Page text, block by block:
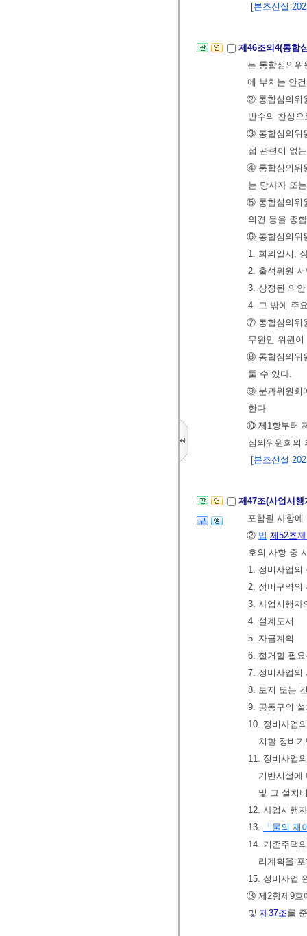
[본조신설
제46조의4(통합
는 통합심의
에 부치는 안
② 통합심의위
반수의 찬성
③ 통합심의위
접 관련이 없
④ 통합심의위
는 당사자 또
⑤ 통합심의위
의견 등을 종
⑥ 통합심의위
1. 회의일시,
2. 출석위원
3. 상정된 의
4. 그 밖에 주
⑦ 통합심의위
무원인 위원
⑧ 통합심의위
둘 수 있다.
⑨ 분과위원회
한다.
⑩ 제1항부터
심의위원회의
[본조신설
제47조(사업시
포함될 사항
② 법 제52조
호의 사항 중
1. 정비사업의
2. 정비구역의
3. 사업시행자
4. 설계도서
5. 자금계획
6. 철거할 필
7. 정비사업의
8. 토지 또는
9. 공동구의
10. 정비사업
치할 정비
11. 정비사업
기반시설에
및 그 설치
12. 사업시행
13.
「물의
14. 기존주택
리계획을
15. 정비사업
③ 제2항제9호
및 제37조를